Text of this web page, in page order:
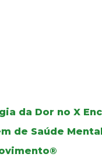
da Dor no X
de Saúde